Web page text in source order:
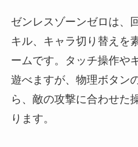
ゼンレスゾーンゼロは、
キル、キャラ切り替えを
ームです。タッチ操作や
遊べますが、物理ボタン
ら、敵の攻撃に合わせた
ります。